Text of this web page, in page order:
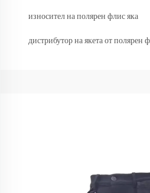
износител на полярен флис яка
дистрибутор на якета от полярен